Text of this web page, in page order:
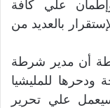
وإطمأن علي كافة
بالعديد من
أن مدير شرطة
ودحرها للمليشيا
علي تحرير